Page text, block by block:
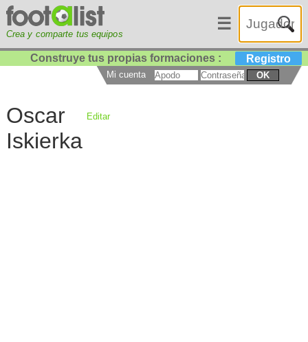
Crea y comparte tus equipos
☰
Construye tus propias formaciones : Registro
Mi cuenta OK
Oscar
Iskierka
Editar